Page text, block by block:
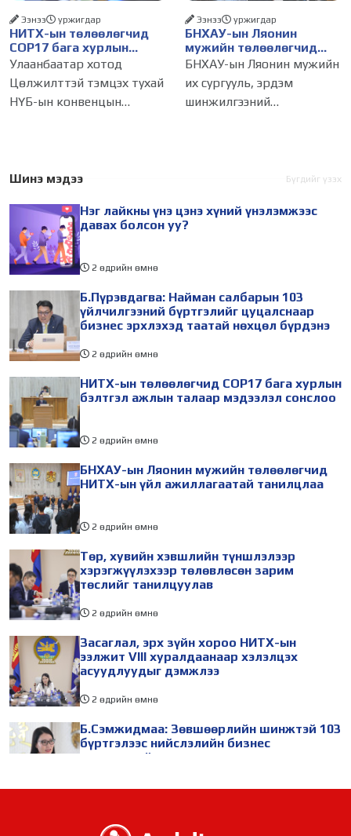
НИТХ-ын төлөөлөгчид
COP17 бага хурлын
бэлтгэл ажлын талаар
мэдээлэл сонслоо
Ээнээ уржигдар
Улаанбаатар хотод
Цөлжилттэй тэмцэх тухай
НҮБ-ын конвенцын
өдөр зохион
холбогдуулан Нийслэлийн
БНХАУ-ын Ляонин
мужийн төлөөлөгчид
НИТХ-ын үйл
танилцлаа
Ээнээ уржигдар
БНХАУ-ын Ляонин мужийн
их сургууль, эрдэм
шинжилгээний
төлөөлөгчид Монгол
айлчлалынхаа хүрээнд
Шинэ мэдээ Бүгдийг үзэх
Нэг лайкны үнэ цэнэ хүний үнэлэмжээс
давах болсон уу?
2 өдрийн өмнө
Б.Пүрэвдагва: Найман салбарын 103
үйлчилгээний бүртгэлийг цуцалснаар
бизнес эрхлэхэд таатай нөхцөл бүрдэнэ
2 өдрийн өмнө
НИТХ-ын төлөөлөгчид COP17 бага хурлын
бэлтгэл ажлын талаар мэдээлэл сонслоо
2 өдрийн өмнө
БНХАУ-ын Ляонин мужийн төлөөлөгчид
НИТХ-ын үйл ажиллагаатай танилцлаа
2 өдрийн өмнө
Төр, хувийн хэвшлийн түншлэлээр
хэрэгжүүлэхээр төлөвлөсөн зарим
төслийг танилцуулав
2 өдрийн өмнө
Засаглал, эрх зүйн хороо НИТХ-ын
ээлжит VIII хуралдаанаар хэлэлцэх
асуудлуудыг дэмжлээ
2 өдрийн өмнө
Б.Сэмжидмаа: Зөвшөөрлийн шинжтэй 103
бүртгэлээс нийслэлийн бизнес
эрхлэгчдийг чөлөөллөө
төсвийн талаарх ерөнхий хяналтын